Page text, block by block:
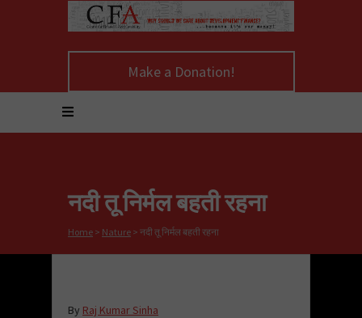
Make a Donation!
नदी तू निर्मल बहती रहना
Home > Nature > नदी तू निर्मल बहती रहना
By Raj Kumar Sinha